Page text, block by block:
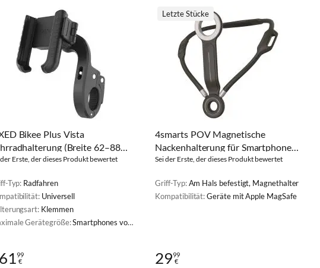
Bikee Plus Vista
(Breite 62–88
der Erste, der dieses Produkt bewertet
Typ: Radfahren
Universell
Klemmen
Gerätegröße:Smartphones von 62 mm bis 88 mm Breite
99
€
4smarts POV Magnetische
Nackenhalterung für Smartphones,
Anthrazit
Sei der Erste, der dieses Produkt bewertet
Griff-Typ:Am Hals befestigt, Magnethalter
Kompatibilität:Geräte mit Apple MagSafe
Letzte Stücke
2999
€